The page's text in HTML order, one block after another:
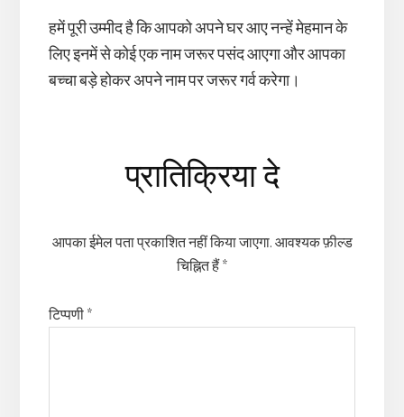
हमें पूरी उम्मीद है कि आपको अपने घर आए नन्हें मेहमान के
लिए इनमें से कोई एक नाम जरूर पसंद आएगा और आपका
बच्चा बड़े होकर अपने नाम पर जरूर गर्व करेगा।
Interactions
प्रातिक्रिया दे
आपका ईमेल पता प्रकाशित नहीं किया जाएगा. आवश्यक फ़ील्ड
चिह्नित हैं *
टिप्पणी *